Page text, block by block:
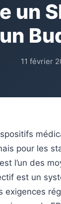
un
11 février
pour les
l’un des
est un
exigences